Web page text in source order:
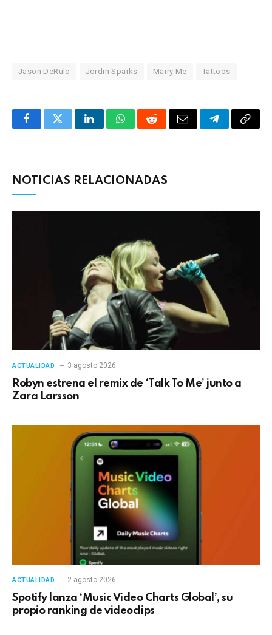
Jason DeRulo Jordin Sparks Marry Me Tattoos
FacebookTwitterLinkedInWhatsAppRedditCorreoTelegrama
NOTICIAS RELACIONADAS
ACTUALIDAD 3 agosto 2026
Robyn estrena el remix de ‘Talk To Me’ junto a
Zara Larsson
ACTUALIDAD 2 agosto 2026
Spotify lanza ‘Music Video Charts Global’, su
propio ranking de videoclips